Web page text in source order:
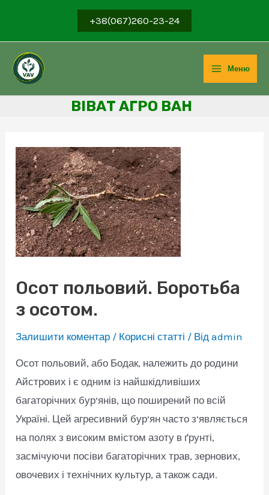
вмісту
+38(067)260-23-24
Main
Меню
ВІВАТ АГРО ВАН
Осот польовий. Боротьба
з осотом.
Залишити коментар / Корисні статті / Відadmin
Осот польовий, або Бодак, належить до родини
Айстрових і є одним із найшкідливіших
багаторічних бур’янів, що поширений по всій
Україні. Цей агресивний бур’ян часто з’являється
на полях з високим вмістом азоту в ґрунті,
засмічуючи посіви багаторічних трав, зернових,
овочевих і технічних культур, а також сади.